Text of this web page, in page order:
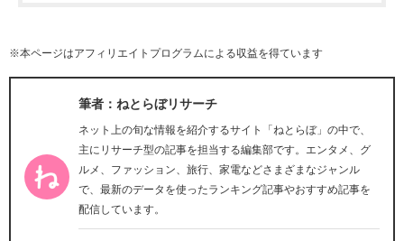
※本ページはアフィリエイトプログラムによる収益を得ています
筆者：ねとらぼリサーチ
ネット上の旬な情報を紹介するサイト「ねとらぼ」の中で、
主にリサーチ型の記事を担当する編集部です。エンタメ、グ
ルメ、ファッション、旅行、家電などさまざまなジャンル
で、最新のデータを使ったランキング記事やおすすめ記事を
配信しています。